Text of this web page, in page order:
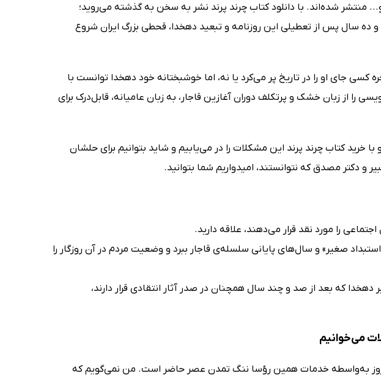
شده‌اند. با دانلود کتاب چرند پرند نشر به سخن به گذشته می‌روید؛
ده سال پس از تعطیلی این روزنامه و تبعید دهخدا، قحطی بزرگ ایران شروع
کسی جای او را در تاریخ پر می‌کرد یا نه، اما خوشبختانه خود دهخدا توانست با
را از زبان خشک و پرتکلف دوران آغازین قاجار، به زبان عامیانه، قابل‌درک برای
کتاب چرند پرند این مشکلات را در می‌یابیم و شاید بتوانیم برای حلشان
و دکتر مصدق که نتوانستند، امیدواریم شما بتوانید.
را مورد نقد قرار می‌دهند، علاقه دارید.
صغیر» و سال‌های پایانی سلسله‌ی قاجار ببرد و وضعیت مردم در آن روزگار را
دهخدا که بعد از صد و چند سال همچنان در صدر آثار انتقادی قرار دارند،
می‌خوانیم
به‌واسطه خدمات همین رؤسا ننگ تمدن عصر حاضر است. من نمى‌گویم که